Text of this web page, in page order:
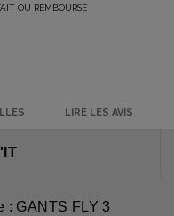
OU REMBOURSÉ
LIRE LES AVIS
: GANTS FLY 3